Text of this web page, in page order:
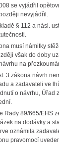
se vyjádřil
nevyjádřil.
§ 112 a násl.
musí námitky
však do doby
na
3 zákona návrh
a zadavateli ve
o návrhu,
Rady 89/665/EHS
na dodávky a
oznámila
pravomocí